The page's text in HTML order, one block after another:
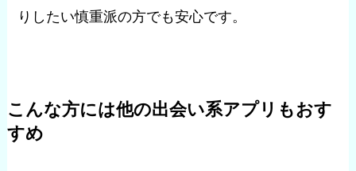
りしたい慎重派の方でも安心です。
こんな方には他の出会い系アプリもおす
すめ